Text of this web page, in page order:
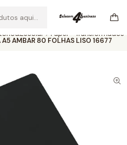
Ler mais
Papel - Transformados
A5 AMBAR 80 FOLHAS LISO 16677